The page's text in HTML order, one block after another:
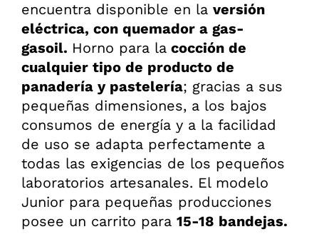
encuentra disponible en la versión
eléctrica, con quemador a gas-
gasoil. Horno para lacocción de
cualquier tipo de producto de
panadería y pastelería; gracias a sus
pequeñas dimensiones, a los bajos
consumos de energía y a la facilidad
de uso se adapta perfectamente a
todas las exigencias de los pequeños
laboratorios artesanales. El modelo
Junior para pequeñas producciones
posee un carrito para 15-18 bandejas.